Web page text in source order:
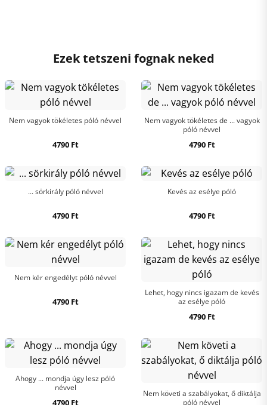
Ezek tetszeni fognak neked
Nem vagyok tökéletes póló névvel
4790 Ft
Nem vagyok tökéletes de ... vagyok
póló névvel
4790 Ft
... sörkirály póló névvel
4790 Ft
Kevés az esélye póló
4790 Ft
Nem kér engedélyt póló névvel
4790 Ft
Lehet, hogy nincs igazam de kevés
az esélye póló
4790 Ft
Ahogy ... mondja úgy lesz póló
névvel
4790 Ft
Nem követi a szabályokat, ő diktálja
póló névvel